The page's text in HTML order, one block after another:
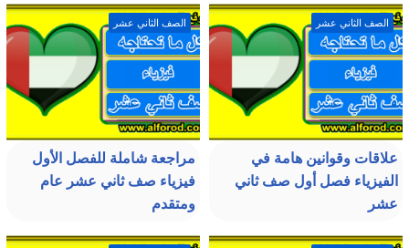
الصف الثاني عشر
علاقات وقوانين هامة في
الفيزياء فصل أول صف ثاني
عشر
الصف الثاني عشر
مراجعة شاملة للفصل الأول
فيزياء صف ثاني عشر عام
ومتقدم